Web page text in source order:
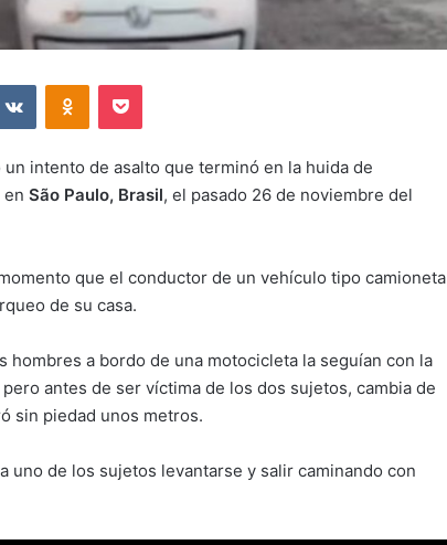
VKontakteOdnoklassniki
Pocket
intento de asalto que terminó en la huida de
en São Paulo, Brasil, el pasado 26 de noviembre del
que el conductor de un vehículo tipo camioneta
de su casa.
hombres a bordo de una motocicleta la seguían con la
antes de ser víctima de los dos sujetos, cambia de
sin piedad unos metros.
uno de los sujetos levantarse y salir caminando con